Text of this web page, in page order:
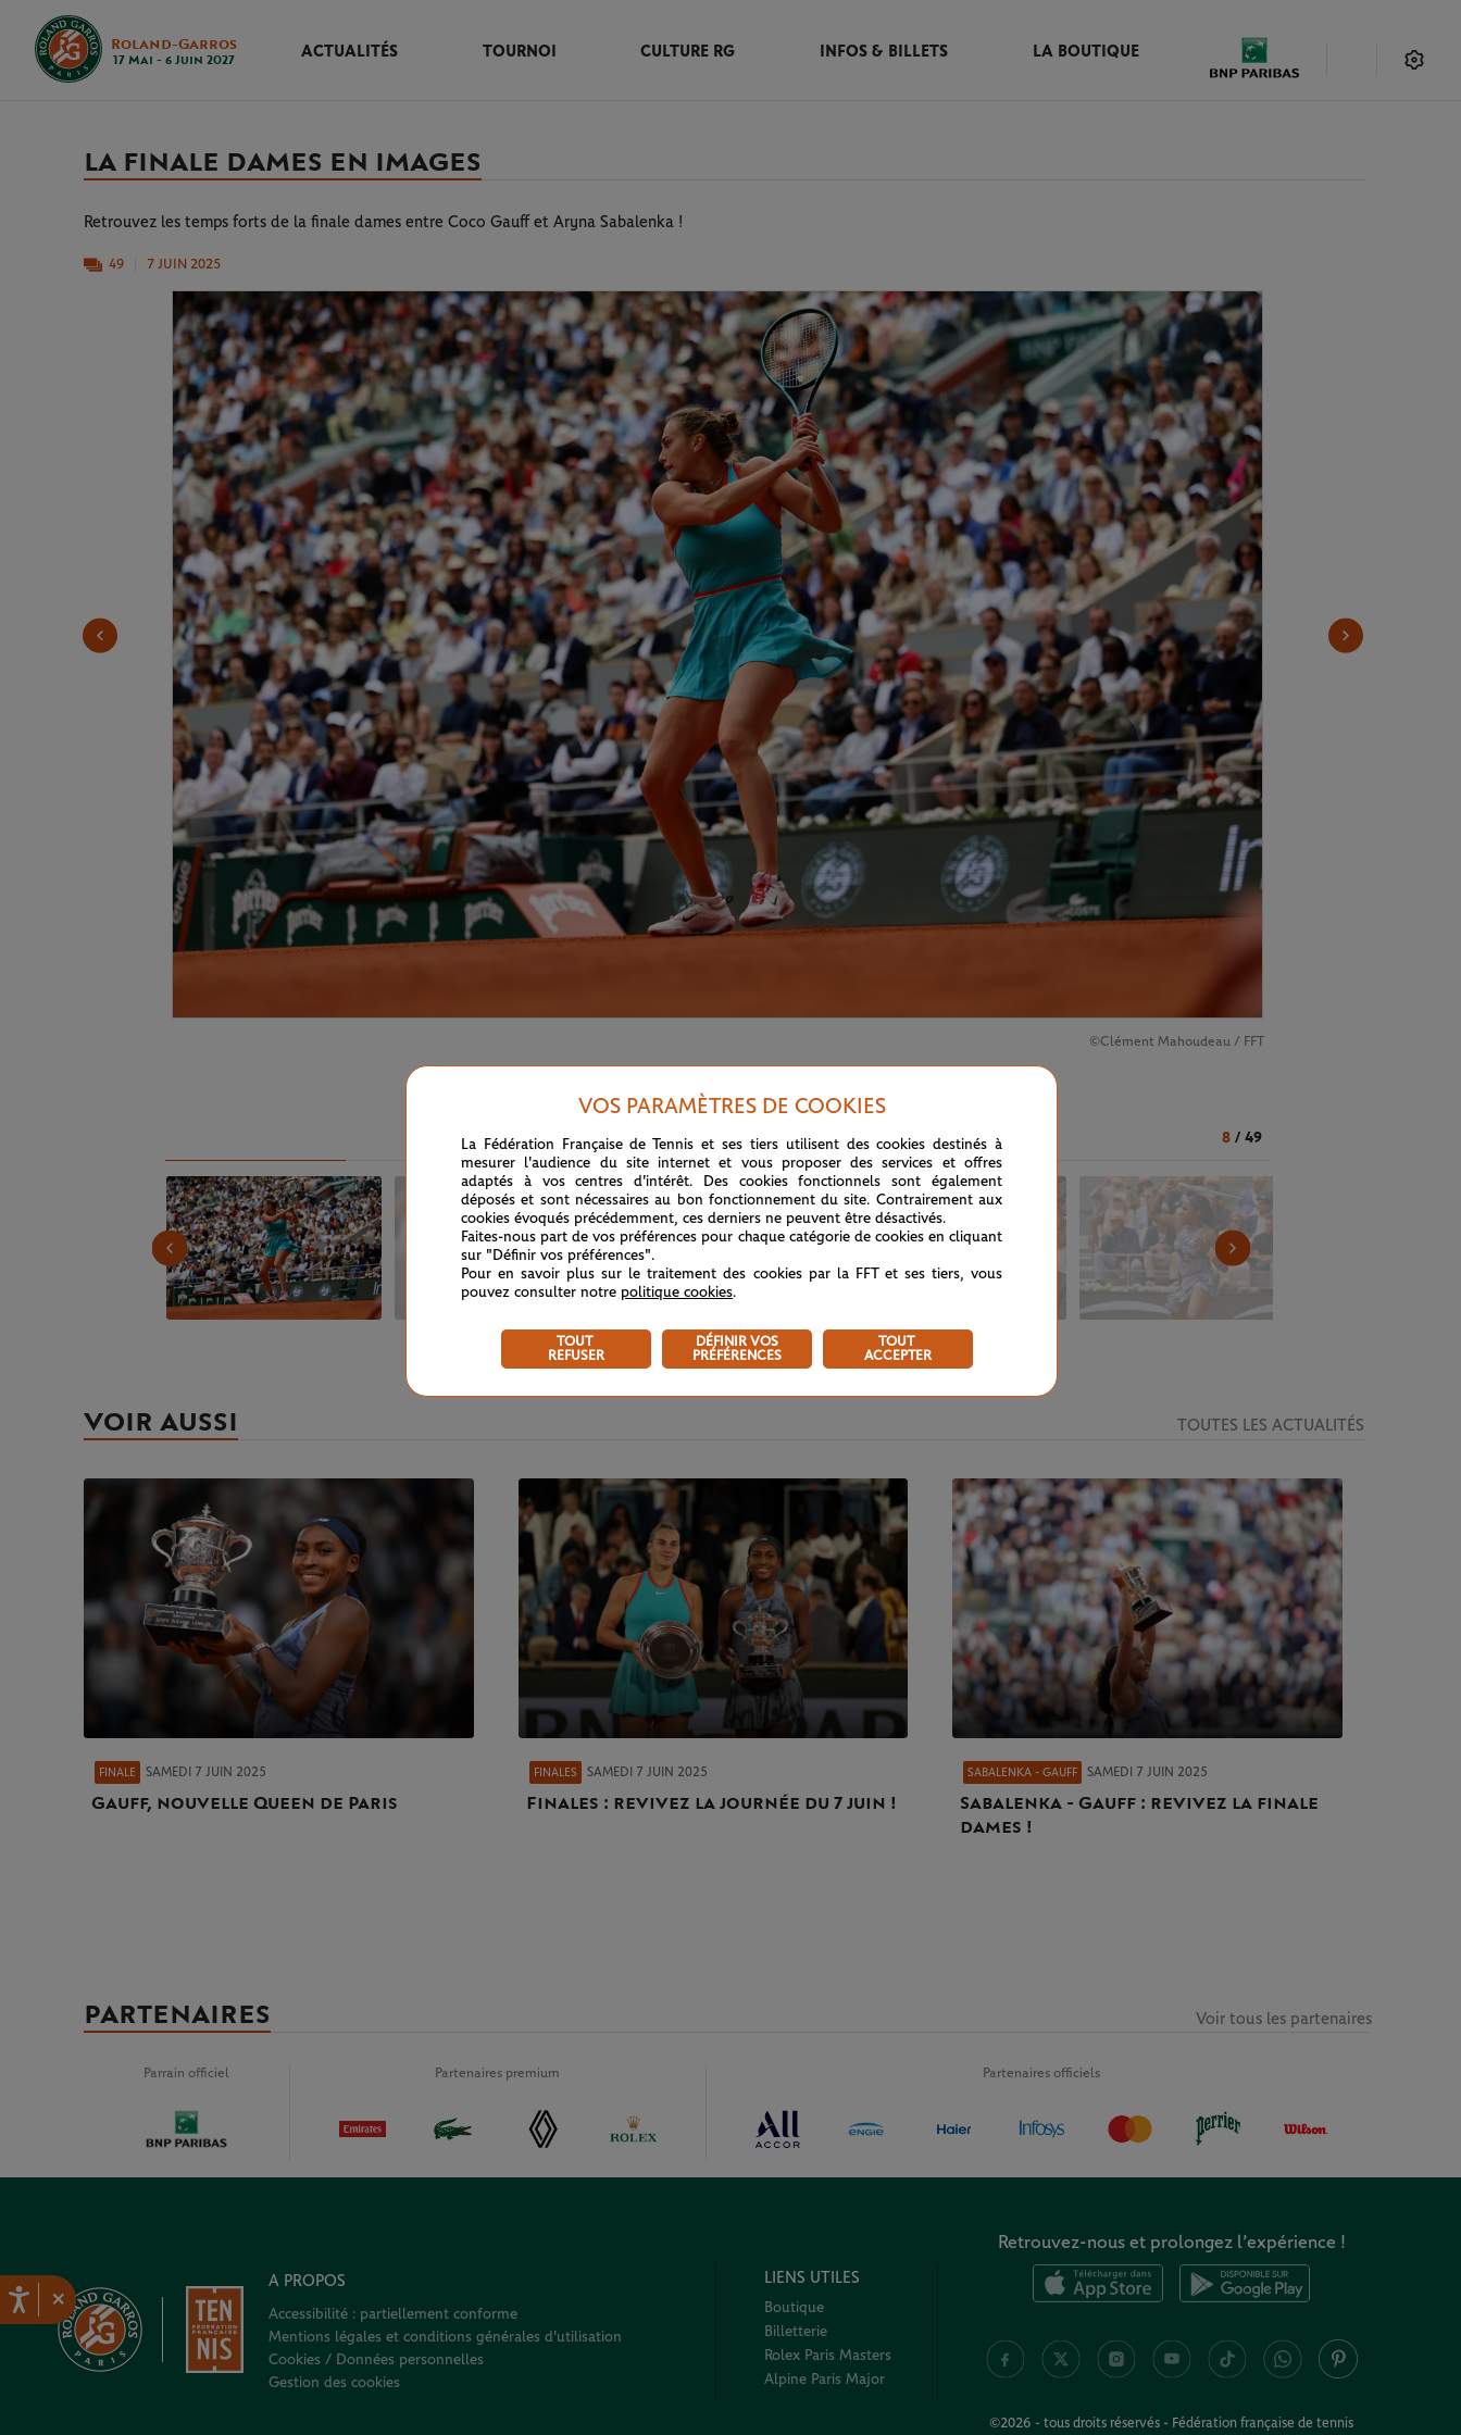
×
Roland-Garros
17 Mai - 6 Juin 2027
ACTUALITÉS TOURNOI CULTURE RG INFOS & BILLETS LA BOUTIQUE
LA FINALE DAMES EN IMAGES
Retrouvez les temps forts de la finale dames entre Coco Gauff et Aryna Sabalenka !
49 7 JUIN 2025
©Clément Mahoudeau / FFT
8/ 49
VOIR AUSSI TOUTES LES ACTUALITÉS
FINALE SAMEDI 7 JUIN 2025
Gauff, nouvelle Queen de Paris
FINALES SAMEDI 7 JUIN 2025
Finales : revivez la journée du 7 juin !
SABALENKA - GAUFF SAMEDI 7 JUIN 2025
Sabalenka - Gauff : revivez la finale
dames !
PARTENAIRES
Parrain officiel Partenaires premium Partenaires officiels
Voir tous les partenaires
A PROPOS
Accessibilité : partiellement conforme
Mentions légales et conditions générales d'utilisation
Cookies / Données personnelles
Gestion des cookies
LIENS UTILES
Boutique
Billetterie
Rolex Paris Masters
Alpine Paris Major
Retrouvez-nous et prolongez l’expérience !
©2026 - tous droits réservés - Fédération française de tennis
VOS PARAMÈTRES DE COOKIES
La Fédération Française de Tennis et ses tiers utilisent des cookies destinés à
mesurer l'audience du site internet et vous proposer des services et offres
adaptés à vos centres d'intérêt. Des cookies fonctionnels sont également
déposés et sont nécessaires au bon fonctionnement du site. Contrairement aux
cookies évoqués précédemment, ces derniers ne peuvent être désactivés.
Faites-nous part de vos préférences pour chaque catégorie de cookies en cliquant
sur "Définir vos préférences".
Pour en savoir plus sur le traitement des cookies par la FFT et ses tiers, vous
pouvez consulter notre politique cookies.
TOUT
REFUSER
DÉFINIR VOS
PRÉFÉRENCES
TOUT
ACCEPTER